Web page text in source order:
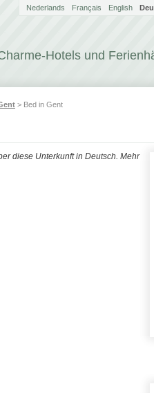
Hotels und
Nederlands Français English
> Bed in Gent
diese Unterkunft in Deutsch. Mehr